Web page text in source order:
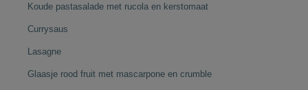
Koude pastasalade met rucola en kerstomaat
Currysaus
Lasagne
Glaasje rood fruit met mascarpone en crumble